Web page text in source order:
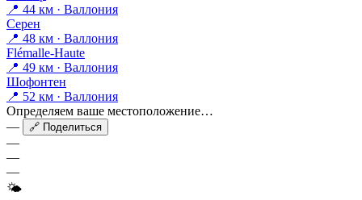
📍 44 км · Валлония
Серен
📍 48 км · Валлония
Flémalle-Haute
📍 49 км · Валлония
Шофонтен
📍 52 км · Валлония
Определяем ваше местоположение…
—
🔗 Поделиться
—
—
—
🌤